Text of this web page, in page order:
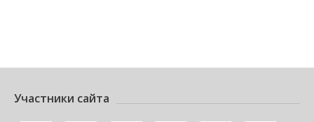
Участники сайта